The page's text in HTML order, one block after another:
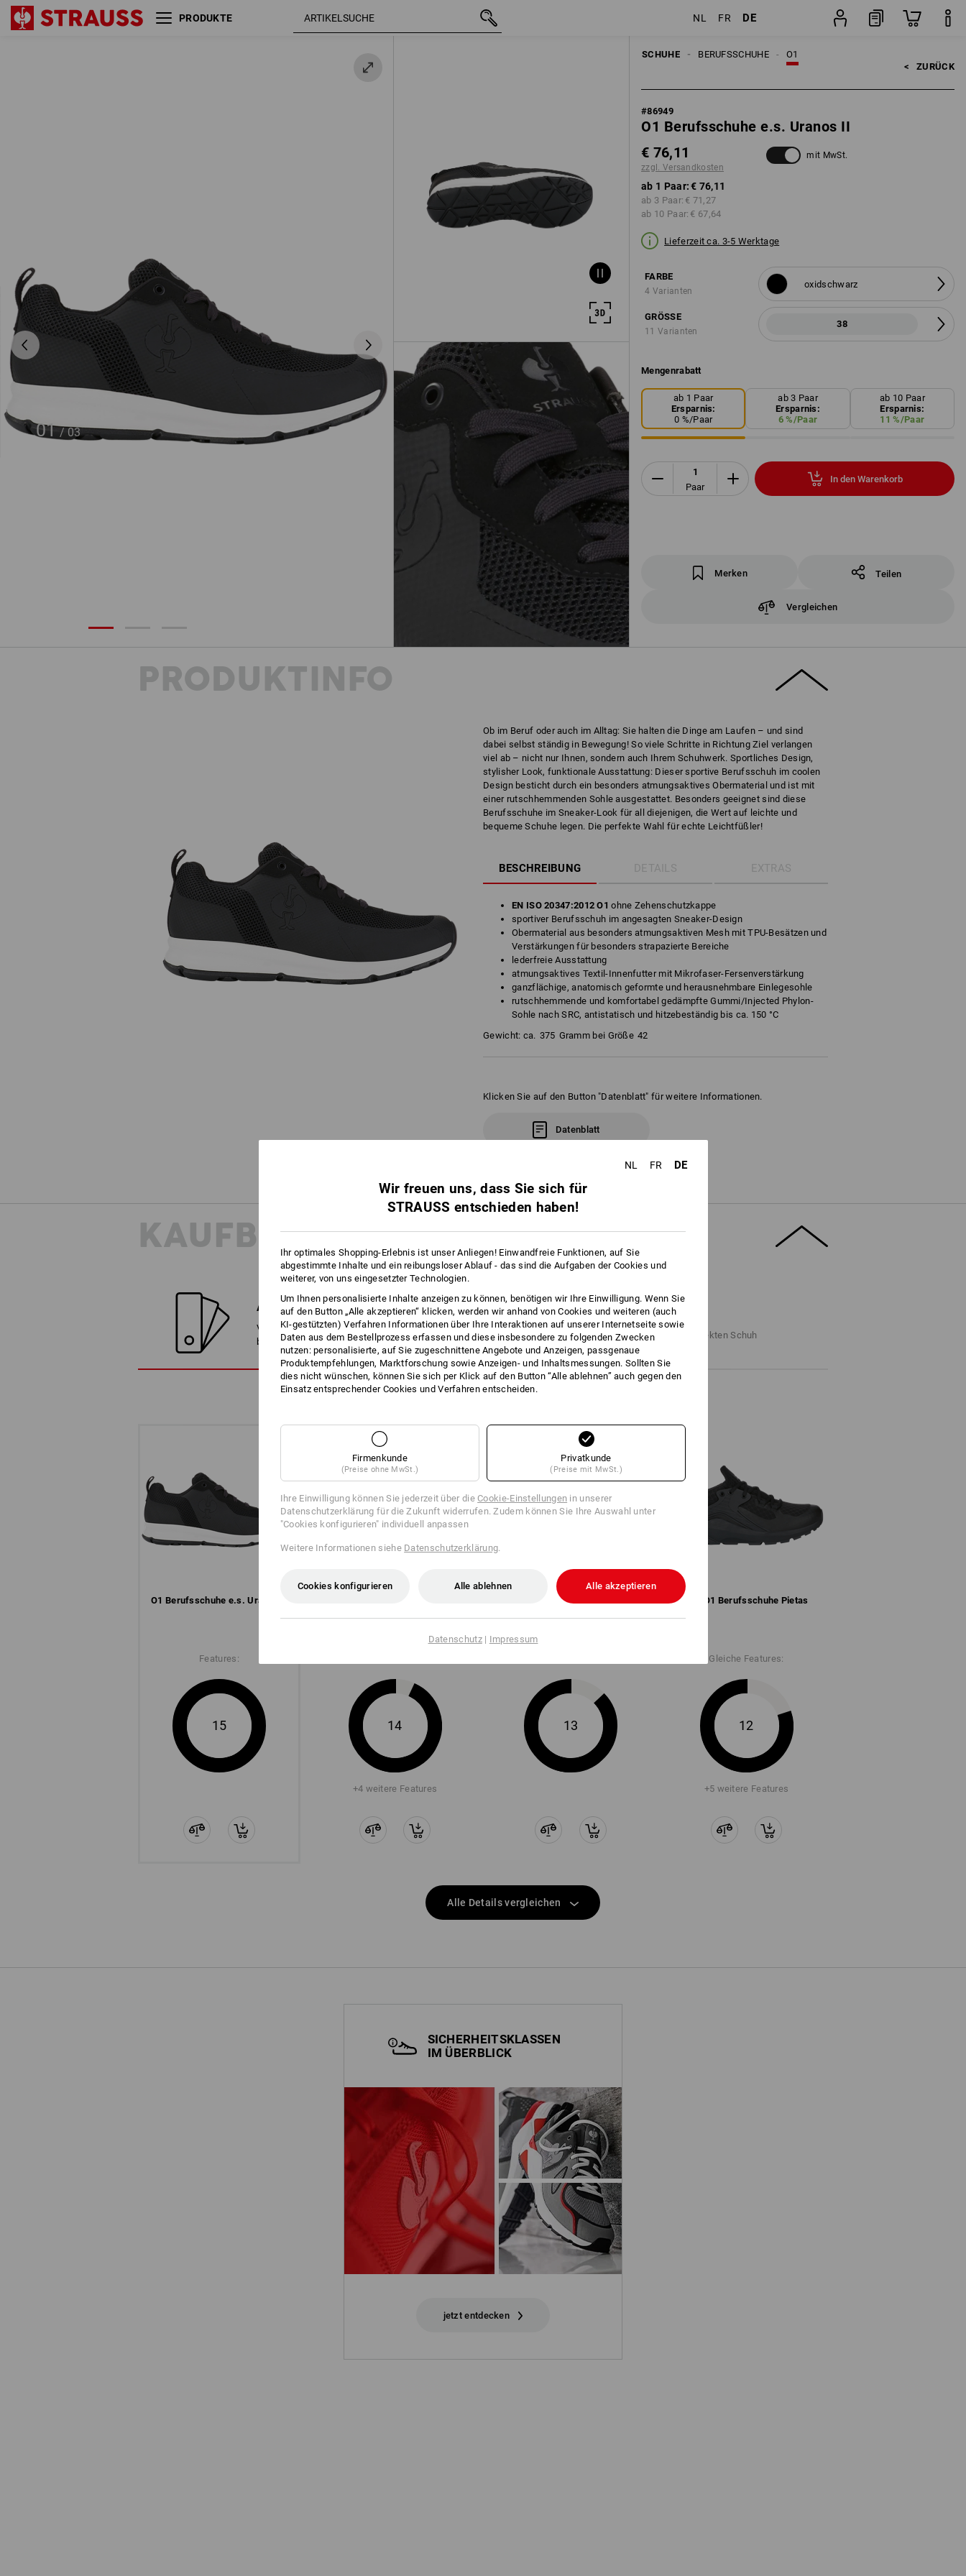
PRODUKTE NL FR DE
01 / 03
SCHUHE O1
BERUFSSCHUHE
< ZURÜCK
#86949
O1 Berufsschuhe e.s. Uranos II
€ 76,11
zzgl. Versandkosten
mit MwSt.
ab 1 Paar:€ 76,11
ab 3 Paar: € 71,27
ab 10 Paar: € 67,64
Lieferzeit ca. 3-5 Werktage
FARBE
4 Varianten
oxidschwarz
GRÖSSE
11 Varianten
38
Mengenrabatt
ab 1 Paar
Ersparnis:
0 %/Paar
ab 3 Paar
Ersparnis:
6 %/Paar
ab 10 Paar
Ersparnis:
11 %/Paar
Paar
In den Warenkorb
Merken Teilen
Vergleichen
O1 Berufsschuhe e.s. Uranos
oxidschwarz 38
PRODUKTINFO
Ob im Beruf oder auch im Alltag: Sie halten die Dinge am Laufen – und sind
dabei selbst ständig in Bewegung! So viele Schritte in Richtung Ziel verlangen
viel ab – nicht nur Ihnen, sondern auch Ihrem Schuhwerk. Sportliches Design,
stylisher Look, funktionale Ausstattung: Dieser sportive Berufsschuh im coolen
Design besticht durch ein besonders atmungsaktives Obermaterial und ist mit
einer rutschhemmenden Sohle ausgestattet. Besonders geeignet sind diese
Berufsschuhe im Sneaker-Look für all diejenigen, die Wert auf leichte und
bequeme Schuhe legen. Die perfekte Wahl für echte Leichtfüßler!
BESCHREIBUNG DETAILS EXTRAS
EN ISO 20347:2012 O1 ohne Zehenschutzkappe
sportiver Berufsschuh im angesagten Sneaker-Design
Obermaterial aus besonders atmungsaktiven Mesh mit TPU-Besätzen und
Verstärkungen für besonders strapazierte Bereiche
lederfreie Ausstattung
atmungsaktives Textil-Innenfutter mit Mikrofaser-Fersenverstärkung
ganzflächige, anatomisch geformte und herausnehmbare Einlegesohle
rutschhemmende und komfortabel gedämpfte Gummi/Injected Phylon-
Sohle nach SRC, antistatisch und hitzebeständig bis ca. 150 °C
Gewicht: ca. 375 Gramm bei Größe 42
Klicken Sie auf den Button "Datenblatt" für weitere Informationen.
Datenblatt
KAUFBERATUNG
ALTERNATIVEN FINDEN
Vergleichen Sie den aktuellen Artikel mit den
besten Alternativen
SCHUHFINDER
In 3 Schritten zum perfekten Schuh
O1 Berufs­schuhe e.s. Uranos II
Features:
15
e.s. O1 Berufs­schuhe Asterope e.s. O1 Berufs­schuhe Pietas
14
+4 weitere Features
13
Gleiche Features:
12
+5 weitere Features
Alle Details vergleichen
SICHERHEITSKLASSEN
IM ÜBERBLICK
jetzt entdecken
NL FR DE
Wir freuen uns, dass Sie sich für
STRAUSS entschieden haben!
Ihr optimales Shopping-Erlebnis ist unser Anliegen! Einwandfreie Funktionen, auf Sie
abgestimmte Inhalte und ein reibungsloser Ablauf - das sind die Aufgaben der Cookies und
weiterer, von uns eingesetzter Technologien.
Um Ihnen personalisierte Inhalte anzeigen zu können, benötigen wir Ihre Einwilligung. Wenn Sie
auf den Button „Alle akzeptieren“ klicken, werden wir anhand von Cookies und weiteren (auch
KI-gestützten) Verfahren Informationen über Ihre Interaktionen auf unserer Internetseite sowie
Daten aus dem Bestellprozess erfassen und diese insbesondere zu folgenden Zwecken
nutzen: personalisierte, auf Sie zugeschnittene Angebote und Anzeigen, passgenaue
Produktempfehlungen, Marktforschung sowie Anzeigen- und Inhaltsmessungen. Sollten Sie
dies nicht wünschen, können Sie sich per Klick auf den Button “Alle ablehnen” auch gegen den
Einsatz entsprechender Cookies und Verfahren entscheiden.
Firmenkunde
(Preise ohne MwSt.)
Privatkunde
(Preise mit MwSt.)
Ihre Einwilligung können Sie jederzeit über dieCookie-Einstellungen in unserer
Datenschutzerklärung für die Zukunft widerrufen. Zudem können Sie Ihre Auswahl unter
"Cookies konfigurieren" individuell anpassen
Weitere Informationen siehe Datenschutzerklärung.
Cookies konfigurieren Alle ablehnen Alle akzeptieren
Datenschutz| Impressum